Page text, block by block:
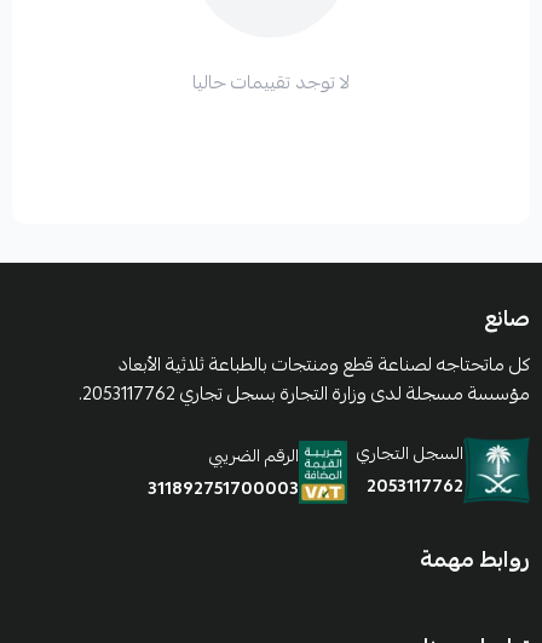
لا توجد تقييمات حاليا
صانع
كل ماتحتاجه لصناعة قطع ومنتجات بالطباعة ثلاثية الأبعاد
مؤسسة مسجلة لدى وزارة التجارة بسجل تجاري 2053117762.
السجل التجاري
2053117762
الرقم الضريبي
311892751700003
روابط مهمة